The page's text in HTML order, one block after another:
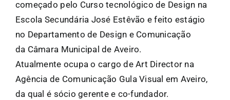
começado pelo Curso tecnológico de Design na
Escola Secundária José Estêvão e feito estágio
no Departamento de Design e Comunicação
da Câmara Municipal de Aveiro.
Atualmente ocupa o cargo de Art Director na
Agência de Comunicação Gula Visual em Aveiro,
da qual é sócio gerente e co-fundador.